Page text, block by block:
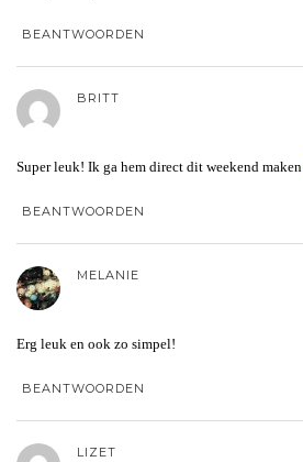
BEANTWOORDEN
BRITT
Super leuk! Ik ga hem direct dit weekend maken
BEANTWOORDEN
MELANIE
Erg leuk en ook zo simpel!
BEANTWOORDEN
LIZET